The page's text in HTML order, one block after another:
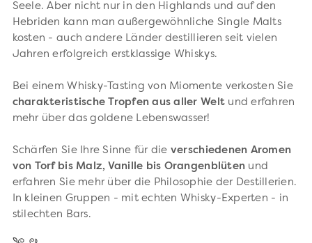
Seele. Aber nicht nur in den Highlands und auf den
Hebriden kann man außergewöhnliche Single Malts
kosten - auch andere Länder destillieren seit vielen
Jahren erfolgreich erstklassige Whiskys.
Bei einem Whisky-Tasting von Miomente verkosten Sie
charakteristische Tropfen aus aller Welt und erfahren
mehr über das goldene Lebenswasser!
Schärfen Sie Ihre Sinne für die verschiedenen Aromen
von Torf bis Malz, Vanille bis Orangenblüten und
erfahren Sie mehr über die Philosophie der Destillerien.
In kleinen Gruppen - mit echten Whisky-Experten - in
stilechten Bars.